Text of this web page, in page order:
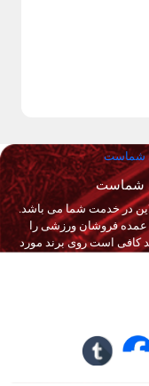
شماست
در خدمت شما می باشد.
عمده فروشان ورزشی را
کافی است روی برند مورد